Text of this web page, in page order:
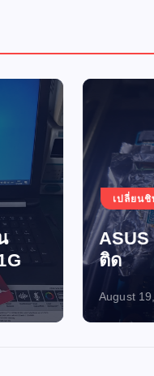
เปลี่ยนชิพ เปิด
ASUS
ติด
August 19, 2024